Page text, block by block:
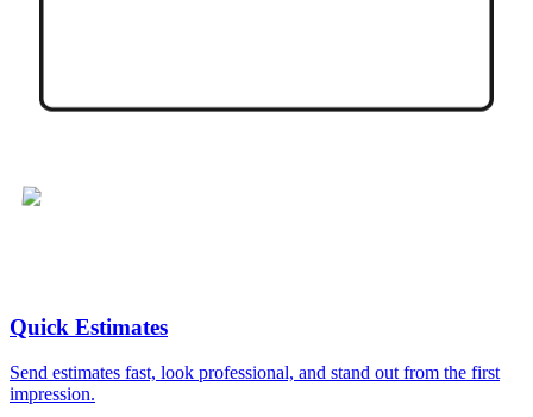
Quick Estimates
Send estimates fast, look professional, and stand out from the first
impression.